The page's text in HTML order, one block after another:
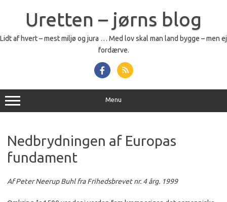
Uretten – jørns blog
Lidt af hvert – mest miljø og jura … Med lov skal man land bygge – men ej
fordærve.
Menu
Nedbrydningen af Europas
fundament
Af Peter Neerup Buhl fra Frihedsbrevet nr. 4 årg. 1999